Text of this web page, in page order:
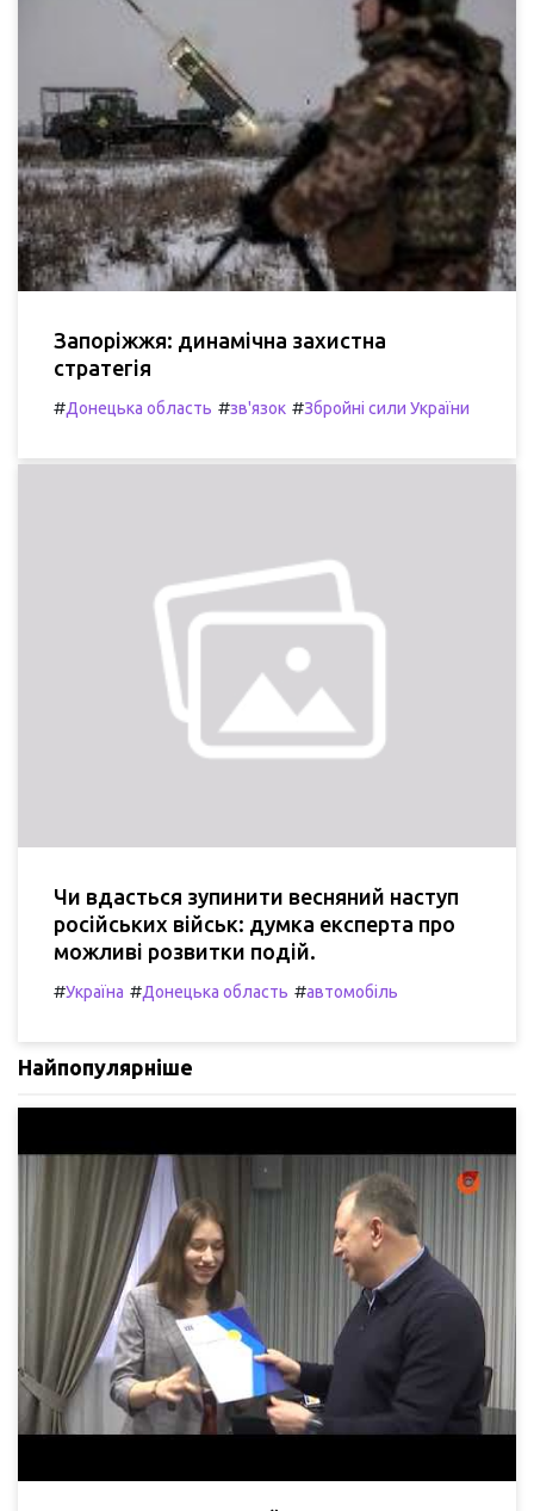
Запоріжжя: динамічна захистна
стратегія
#Донецька область #зв'язок #Збройні сили України
Чи вдасться зупинити весняний наступ
російських військ: думка експерта про
можливі розвитки подій.
#Україна #Донецька область #автомобіль
Найпопулярніше